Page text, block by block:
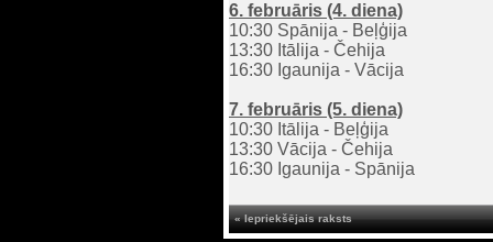
6. februāris (4. diena)
10:30 Spānija - Beļģija
13:30 Itālija - Čehija
16:30 Igaunija - Vācija
7. februāris (5. diena)
10:30 Itālija - Beļģija
13:30 Vācija - Čehija
16:30 Igaunija - Spānija
« Iepriekšējais raksts